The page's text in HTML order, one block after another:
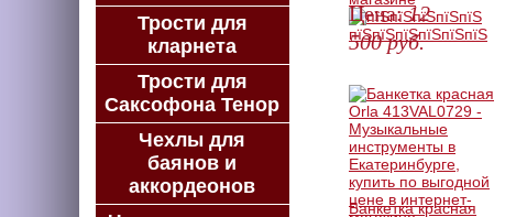
Цена: 12
500 руб.
Банкетка красная
Трости для
кларнета
Трости для
Саксофона Тенор
Чехлы для
баянов и
аккордеонов